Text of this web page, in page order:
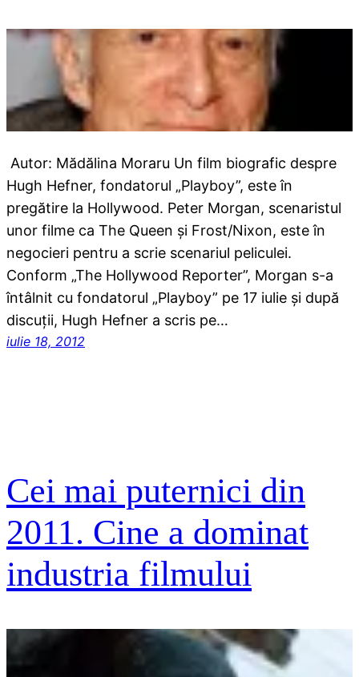
Autor: Mădălina Moraru Un film biografic despre
Hugh Hefner, fondatorul „Playboy”, este în
pregătire la Hollywood. Peter Morgan, scenaristul
unor filme ca The Queen şi Frost/Nixon, este în
negocieri pentru a scrie scenariul peliculei.
Conform „The Hollywood Reporter”, Morgan s-a
întâlnit cu fondatorul „Playboy” pe 17 iulie şi după
discuţii, Hugh Hefner a scris pe…
iulie 18, 2012
Cei mai puternici din
2011. Cine a dominat
industria filmului